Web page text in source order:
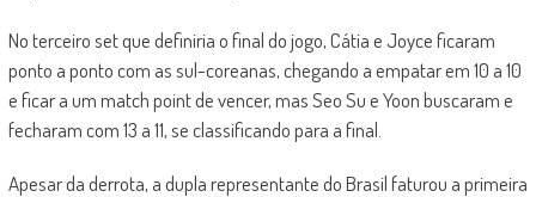
No terceiro set que definiria o final do jogo, Cátia e Joyce ficaram
ponto a ponto com as sul-coreanas, chegando a empatar em 10 a 10
e ficar a um match point de vencer, mas Seo Su e Yoon buscaram e
fecharam com 13 a 11, se classificando para a final.
Apesar da derrota, a dupla representante do Brasil faturou a primeira